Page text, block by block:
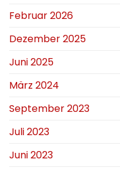
Februar 2026
Dezember 2025
Juni 2025
März 2024
September 2023
Juli 2023
Juni 2023